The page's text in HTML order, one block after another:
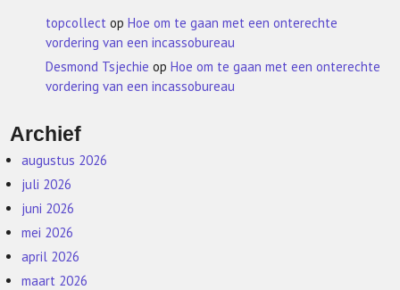
topcollect opHoe om te gaan met een onterechte
vordering van een incassobureau
Desmond Tsjechie opHoe om te gaan met een onterechte
vordering van een incassobureau
Archief
augustus 2026
juli 2026
juni 2026
mei 2026
april 2026
maart 2026